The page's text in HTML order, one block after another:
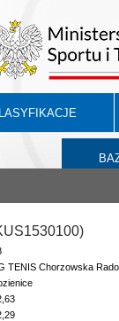
TENIS Chorzowska